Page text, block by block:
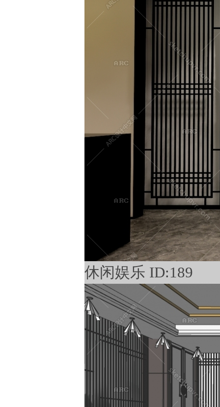
休闲娱乐 ID:189